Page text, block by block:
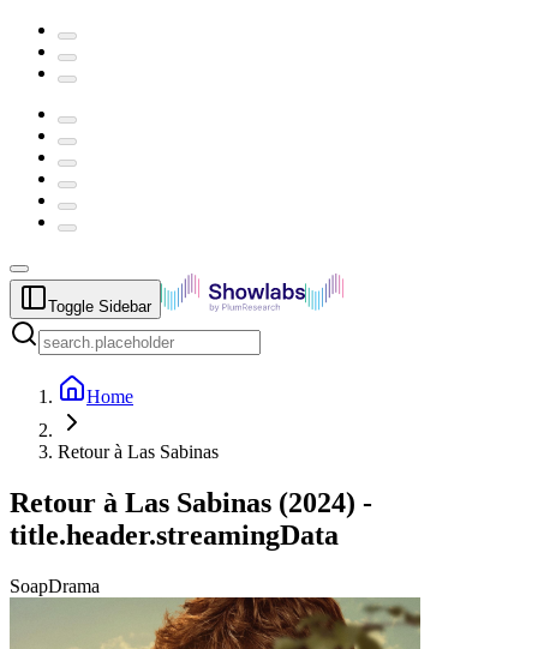
Toggle Sidebar
Home
Retour à Las Sabinas
Retour à Las Sabinas (2024) -
title.header.streamingData
SoapDrama